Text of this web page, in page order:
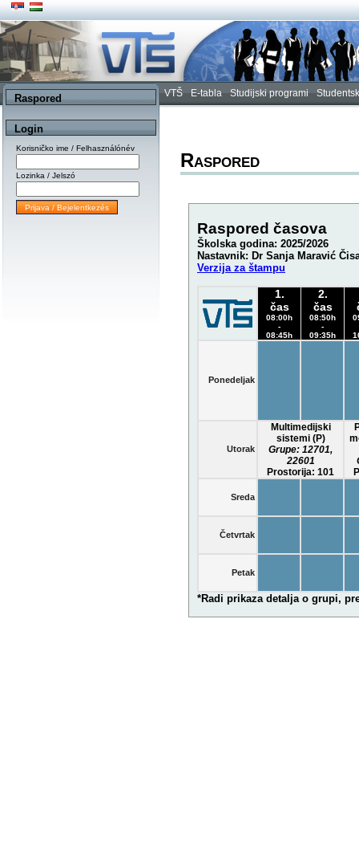
VTŠ E-tabla Studijski programi
Raspored
Login
Korisničko ime / Felhasználónév
Lozinka / Jelszó
Raspored
Raspored časova
Školska godina: 2025/2026
Nastavnik: Dr Sanja Maravić
Verzija za štampu
1.
čas
08:00h
-
08:45h
2.
čas
08:50h
-
09:35h
Ponedeljak
Utorak
Multimedijski
sistemi (P)
Grupe: 12701,
22601
Prostorija: 101
Sreda
Četvrtak
Petak
*Radi prikaza detalja o grupi,